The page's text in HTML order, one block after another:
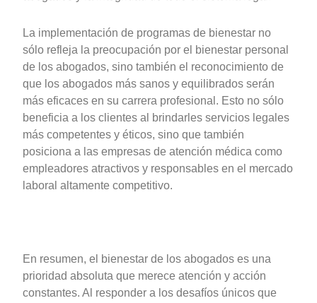
La implementación de programas de bienestar no
sólo refleja la preocupación por el bienestar personal
de los abogados, sino también el reconocimiento de
que los abogados más sanos y equilibrados serán
más eficaces en su carrera profesional. Esto no sólo
beneficia a los clientes al brindarles servicios legales
más competentes y éticos, sino que también
posiciona a las empresas de atención médica como
empleadores atractivos y responsables en el mercado
laboral altamente competitivo.
En resumen, el bienestar de los abogados es una
prioridad absoluta que merece atención y acción
constantes. Al responder a los desafíos únicos que